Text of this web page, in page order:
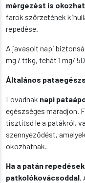
mérgezést is okozhat
farok szőrzetének
repedése.
A javasolt napi
mg / ttkg, tehát 1 mg/
Általános
Lovadnak napi
egészséges maradjon.
tisztítsd le a patákról,
szennyeződést,
okozhatnak.
Ha a patán
patkolókovácsoddal.